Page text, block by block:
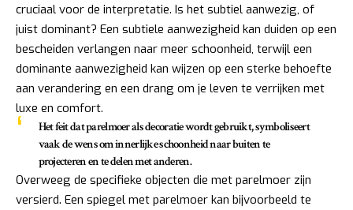
cruciaal voor de interpretatie. Is het subtiel aanwezig, of
juist dominant? Een subtiele aanwezigheid kan duiden op een
bescheiden verlangen naar meer schoonheid, terwijl een
dominante aanwezigheid kan wijzen op een sterke behoefte
aan verandering en een drang om je leven te verrijken met
luxe en comfort.
Het feit dat parelmoer als decoratie wordt gebruikt, symboliseert
vaak de wens ominnerlijke schoonheid naar buiten te
projecterenen te delen met anderen.
Overweeg de specifieke objecten die met parelmoer zijn
versierd. Een spiegel met parelmoer kan bijvoorbeeld te